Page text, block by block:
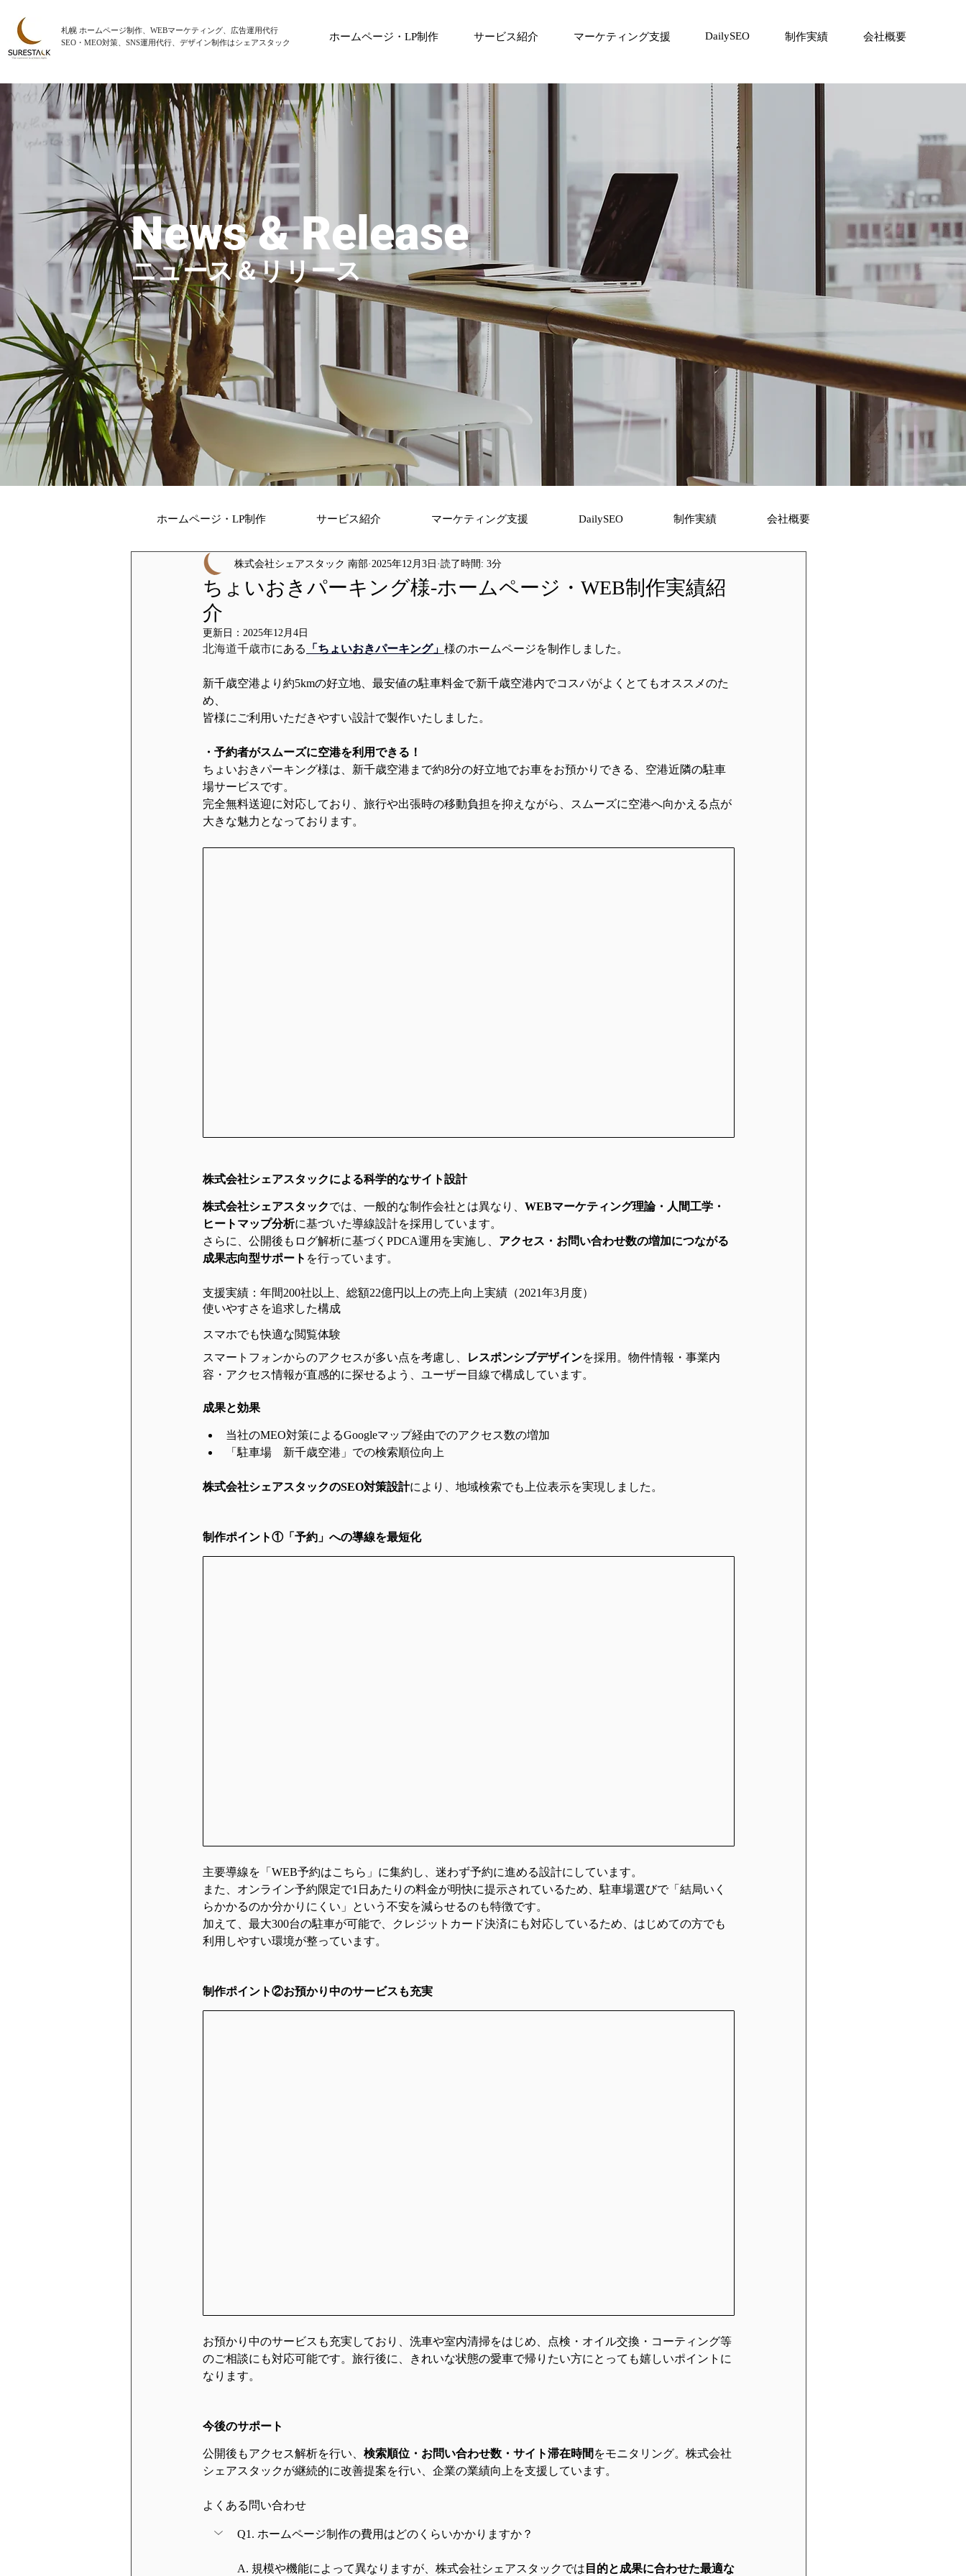
札幌 ホームページ制作、WEBマーケティング、広告運用代行
SEO・MEO対策、SNS運用代行、デザイン制作はシェアスタック
ホームページ・LP制作 サービス紹介 マーケティング支援 DailySEO 制作実績 会社概要
ニュース＆リリース
News & Release
ホームページ・LP制作 サービス紹介 マーケティング支援 DailySEO 制作実績 会社概要
ちょいおきパーキング様-ホームページ・WEB制作実績紹
介
株式会社シェアスタック 南部 2025年12月3日 読了時間: 3分
更新日： 2025年12月4日
北海道千歳市にある 「ちょいおきパーキング」 様のホームページを制作しました。
新千歳空港より約5kmの好立地、最安値の駐車料金で新千歳空港内でコスパがよくとてもオススメのた
め、
皆様にご利用いただきやすい設計で製作いたしました。
・予約者がスムーズに空港を利用できる！
ちょいおきパーキング様は、新千歳空港まで約8分の好立地でお車をお預かりできる、空港近隣の駐車
場サービスです。
完全無料送迎に対応しており、旅行や出張時の移動負担を抑えながら、スムーズに空港へ向かえる点が
大きな魅力となっております。
株式会社シェアスタックによる科学的なサイト設計
株式会社シェアスタックでは、一般的な制作会社とは異なり、 WEBマーケティング理論・人間工学・
ヒートマップ分析に基づいた導線設計を採用しています。
さらに、公開後もログ解析に基づくPDCA運用を実施し、 アクセス・お問い合わせ数の増加につながる
成果志向型サポート を行っています。
支援実績：年間200社以上、総額22億円以上の売上向上実績（2021年3月度）
使いやすさを追求した構成
スマホでも快適な閲覧体験
スマートフォンからのアクセスが多い点を考慮し、
レスポンシブデザインを採用。物件情報・事業内
容・アクセス情報が直感的に探せるよう、ユーザー目線で構成しています。
成果と効果
当社のMEO対策によるGoogleマップ経由でのアクセス数の増加
「駐車場　新千歳空港」での検索順位向上
株式会社シェアスタックのSEO対策設計により、地域検索でも上位表示を実現しました。
制作ポイント①「予約」への導線を最短化
主要導線を「WEB予約はこちら」に集約し、迷わず予約に進める設計にしています。
また、オンライン予約限定で1日あたりの料金が明快に提示されているため、駐車場選びで「結局いく
らかかるのか分かりにくい」という不安を減らせるのも特徴です。
加えて、最大300台の駐車が可能で、クレジットカード決済にも対応しているため、はじめての方でも
利用しやすい環境が整っています。
制作ポイント②お預かり中のサービスも充実
お預かり中のサービスも充実しており、洗車や室内清掃をはじめ、点検・オイル交換・コーティング等
のご相談にも対応可能です。旅行後に、きれいな状態の愛車で帰りたい方にとっても嬉しいポイントに
なります。
今後のサポート
公開後もアクセス解析を行い、 検索順位・お問い合わせ数・サイト滞在時間 をモニタリング。株式会社
シェアスタックが継続的に改善提案を行い、企業の業績向上を支援しています。
よくある問い合わせ
Q1. ホームページ制作の費用はどのくらいかかりますか？
A. 規模や機能によって異なりますが、株式会社シェアスタックでは 目的と成果に合わせた最適な